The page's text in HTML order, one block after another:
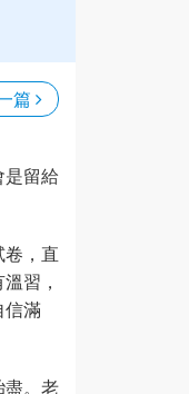
篇
是留給
，直
習，
滿
盡。老